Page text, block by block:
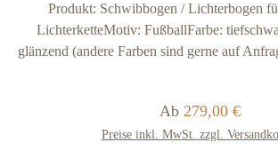
Produkt: Schwibbogen / Lichterbogen
LichterketteMotiv: FußballFarbe:
glänzend (andere Farben sind gerne auf
Versand- und Verpackungskosten enthalten).
Lieferumfang:Der Schwib- und Lichterbogen
Regulärer Preis:
Ab 279,00 €
Preise inkl. MwSt. zzgl.